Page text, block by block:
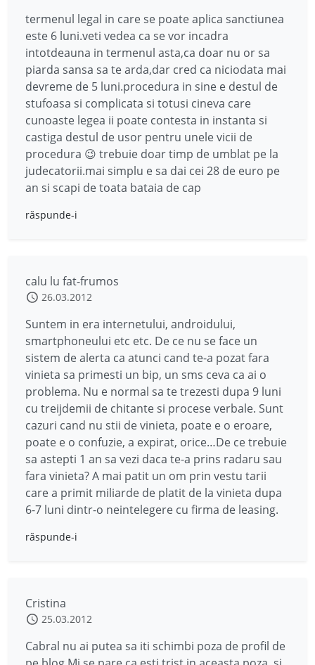
termenul legal in care se poate aplica sanctiunea
este 6 luni.veti vedea ca se vor incadra
intotdeauna in termenul asta,ca doar nu or sa
piarda sansa sa te arda,dar cred ca niciodata mai
devreme de 5 luni.procedura in sine e destul de
stufoasa si complicata si totusi cineva care
cunoaste legea ii poate contesta in instanta si
castiga destul de usor pentru unele vicii de
procedura 😉 trebuie doar timp de umblat pe la
judecatorii.mai simplu e sa dai cei 28 de euro pe
an si scapi de toata bataia de cap
răspunde-i
calu lu fat-frumos
26.03.2012
Suntem in era internetului, androidului,
smartphoneului etc etc. De ce nu se face un
sistem de alerta ca atunci cand te-a pozat fara
vinieta sa primesti un bip, un sms ceva ca ai o
problema. Nu e normal sa te trezesti dupa 9 luni
cu treijdemii de chitante si procese verbale. Sunt
cazuri cand nu stii de vinieta, poate e o eroare,
poate e o confuzie, a expirat, orice…De ce trebuie
sa astepti 1 an sa vezi daca te-a prins radaru sau
fara vinieta? A mai patit un om prin vestu tarii
care a primit miliarde de platit de la vinieta dupa
6-7 luni dintr-o neintelegere cu firma de leasing.
răspunde-i
Cristina
25.03.2012
Cabral nu ai putea sa iti schimbi poza de profil de